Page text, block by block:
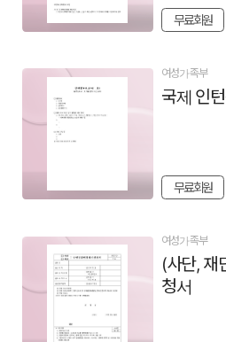
무료회원
여성가족부
국제 인
무료회원
여성가족부
(사단, 재
청서